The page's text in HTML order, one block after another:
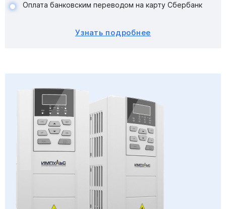
Оплата банковским переводом на карту Сбербанк
Узнать подробнее